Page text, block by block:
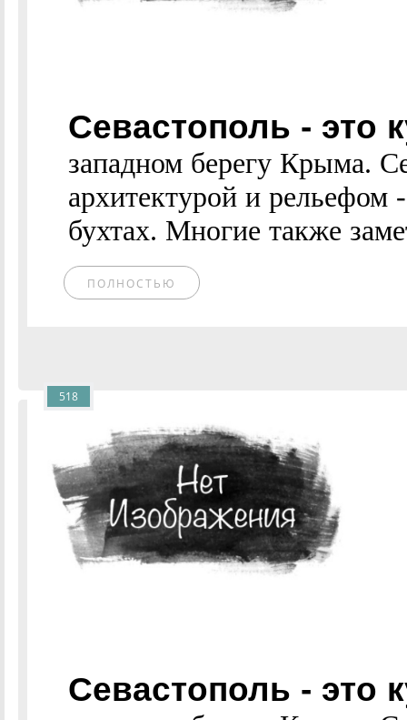
Севастополь - это
западном берегу Крыма.
архитектурой и рельефом
бухтах. Многие также
ПОЛНОСТЬЮ
Севастополь - это
518